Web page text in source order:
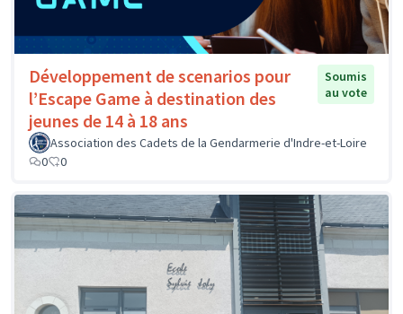
Développement de scenarios pour
l’Escape Game à destination des
jeunes de 14 à 18 ans
Soumis
au vote
Association des Cadets de la Gendarmerie d'Indre-et-Loire
0
0